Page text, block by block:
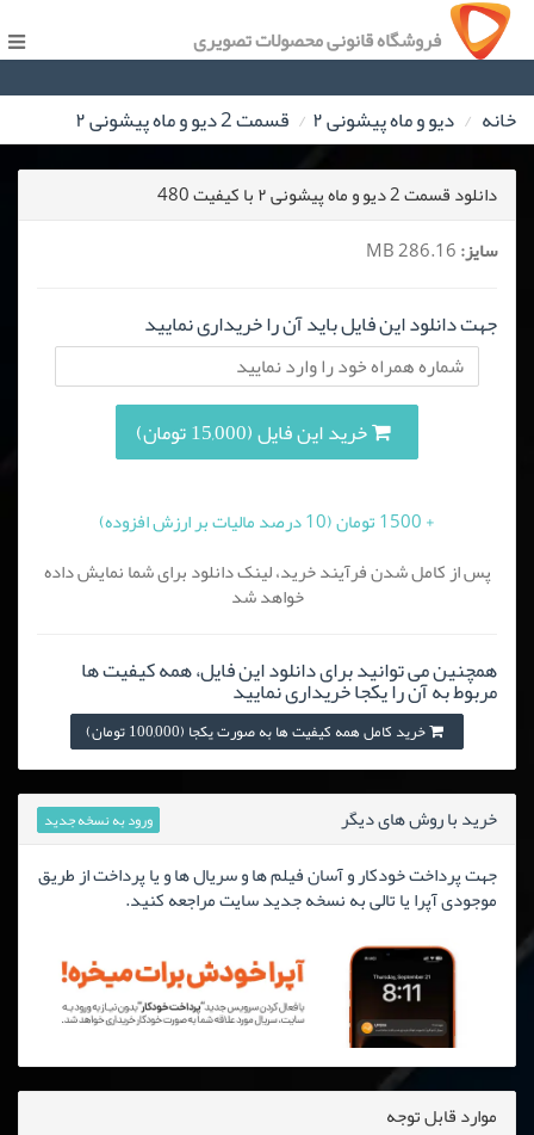
فروشگاه قانونی محصولات تصویری
خانه دیو و ماه پیشونی ۲ قسمت 2 دیو و ماه پیشونی ۲
دانلود قسمت 2 دیو و ماه پیشونی ۲ با کیفیت 480
سایز:
جهت دانلود این فایل باید آن را خریداری نمایید
خرید این فایل (15,000 تومان)
+ 1500 تومان (10 درصد مالیات بر ارزش افزوده)
پس از کامل شدن فرآیند خرید، لینک دانلود برای شما نمایش داده
خواهد شد
همچنین می توانید برای دانلود این فایل، همه کیفیت ها
مربوط به آن را یکجا خریداری نمایید
خرید کامل همه کیفیت ها به صورت یکجا (100,000 تومان)
خرید با روش های دیگر ورود به نسخه جدید
جهت پرداخت خودکار و آسان فیلم ها و سریال ها و یا پرداخت از طریق
موجودی آپرا یا تالی به نسخه جدید سایت مراجعه کنید.
موارد قابل توجه